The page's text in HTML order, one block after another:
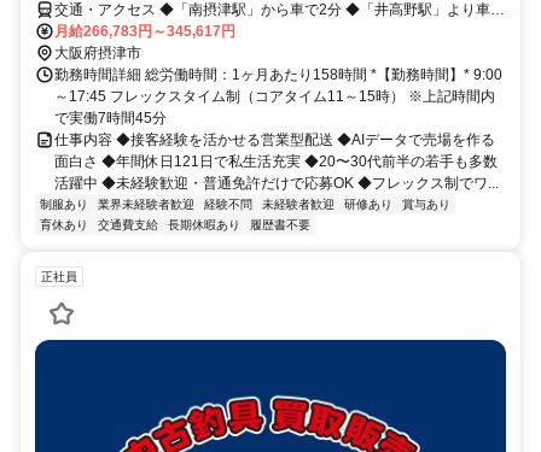
交通・アクセス ◆「南摂津駅」から車で2分 ◆「井高野駅」より車で
6分
月給266,783円～345,617円
大阪府摂津市
勤務時間詳細 総労働時間：1ヶ月あたり158時間 *【勤務時間】* 9:00
～17:45 フレックスタイム制（コアタイム11～15時） ※上記時間内
で実働7時間45分
仕事内容 ◆接客経験を活かせる営業型配送 ◆AIデータで売場を作る
面白さ ◆年間休日121日で私生活充実 ◆20〜30代前半の若手も多数
活躍中 ◆未経験歓迎・普通免許だけで応募OK ◆フレックス制でワ...
制服あり 業界未経験者歓迎 経験不問 未経験者歓迎 研修あり
賞与あり
育休あり
交通費支給 長期休暇あり 履歴書不要
正社員